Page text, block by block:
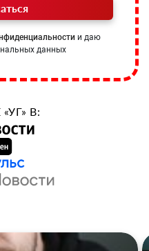
и даю
данных
В: